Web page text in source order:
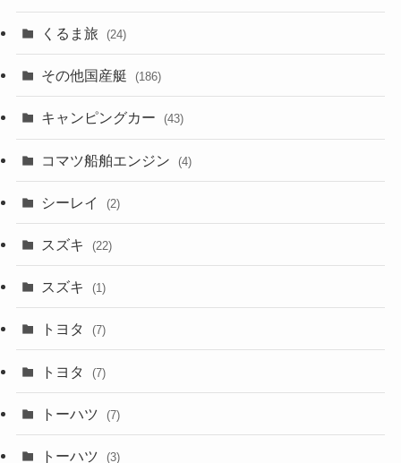
くるま旅 (24)
その他国産艇 (186)
キャンピングカー (43)
コマツ船舶エンジン (4)
シーレイ (2)
スズキ (22)
スズキ (1)
トヨタ (7)
トヨタ (7)
トーハツ (7)
トーハツ (3)